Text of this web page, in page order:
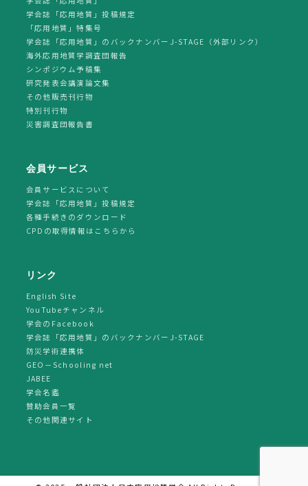
学会誌「応用地質」投稿規定
「応用地質」特集号
学会誌「応用地質」のバックナンバーJ-STAGE（外部リンク）
海外応用地質学調査団報告
シンポジウム予稿集
研究発表会講演論文集
その他販売刊行物
特別刊行物
災害調査団報告書
会員サービス
会員サービスについて
学会誌「応用地質」投稿規定
各種手続きのダウンロード
CPDの取得情報はこちらから
リンク
English Site
YouTubeチャンネル
学会のFacebook
学会誌「応用地質」のバックナンバーJ-STAGE
防災学術連携体
GEO－Schooling net
JABEE
学会名鑑
賛助会員一覧
その他関連サイト